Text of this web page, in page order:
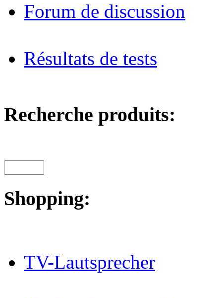
Forum de discussion
Résultats de tests
Recherche produits:
Shopping:
TV-Lautsprecher